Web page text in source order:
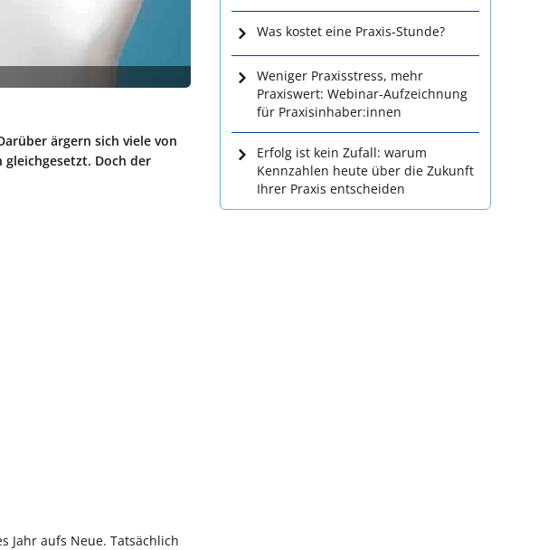
ärgern sich viele von
Doch der
Jahr aufs Neue. Tatsächlich
Was kostet eine Praxis-Stunde?
Weniger Praxisstress, mehr
Praxiswert: Webinar-Aufzeichnung
für Praxisinhaber:innen
Erfolg ist kein Zufall: warum
Kennzahlen heute über die Zukunft
Ihrer Praxis entscheiden